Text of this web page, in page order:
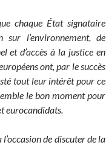
chaque État signataire
l’environnement, de
et d’accès à la justice en
ont, par le succès
tout leur intérêt pour ce
le bon moment pour
eurocandidats.
de discuter de la